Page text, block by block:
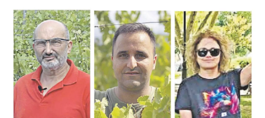
CRECIMIENTO DEMOGRÁFICO
Gráfico | España roza los 50 millones de habitantes